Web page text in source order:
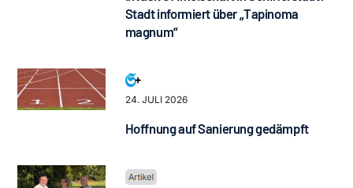
Stadt informiert über „Tapinoma
magnum“
24. JULI 2026
Hoffnung auf Sanierung gedämpft